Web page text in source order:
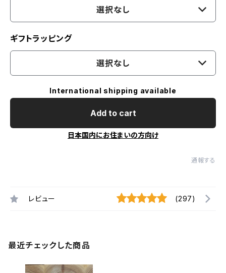
選択なし
ギフトラッピング
選択なし
International shipping available
Add to cart
日本国内にお住まいの方向け
通報する
レビュー (297)
最近チェックした商品